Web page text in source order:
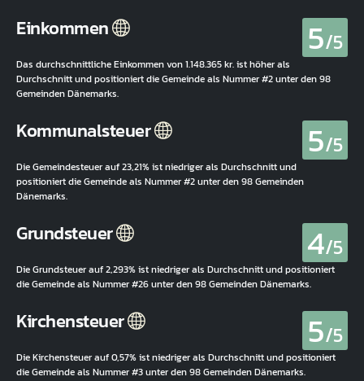
Einkommen 5/5
Das durchschnittliche Einkommen von 1.148.365 kr. ist höher als
Durchschnitt und positioniert die Gemeinde als Nummer #2 unter den 98
Gemeinden Dänemarks.
Kommunalsteuer 5/5
Die Gemeindesteuer auf 23,21% ist niedriger als Durchschnitt und
positioniert die Gemeinde als Nummer #2 unter den 98 Gemeinden
Dänemarks.
Grundsteuer 4/5
Die Grundsteuer auf 2,293% ist niedriger als Durchschnitt und positioniert
die Gemeinde als Nummer #26 unter den 98 Gemeinden Dänemarks.
Kirchensteuer 5/5
Die Kirchensteuer auf 0,57% ist niedriger als Durchschnitt und positioniert
die Gemeinde als Nummer #3 unter den 98 Gemeinden Dänemarks.